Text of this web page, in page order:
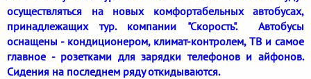
осуществляться на новых комфортабельных автобусах,
принадлежащих тур. компании "Скорость". Автобусы
оснащены - кондиционером, климат-контролем, ТВ и самое
главное - розетками для зарядки телефонов и айфонов.
Сидения на последнем ряду откидываются.